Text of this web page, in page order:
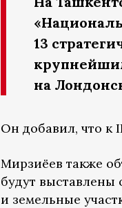
13
на
Он добавил, что к
Мирзиёев также
будут выставлены
и земельные